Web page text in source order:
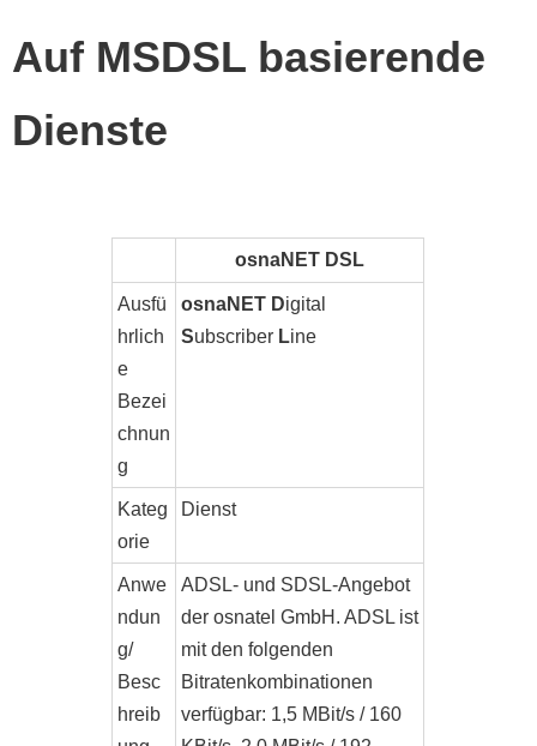
Auf MSDSL basierende
Dienste
osnaNET DSL
Ausfü
hrlich
e
Bezei
chnun
g
osnaNET Digital
Subscriber Line
Kateg
orie
Dienst
Anwe
ndun
g/
Besc
hreib
ADSL- und SDSL-Angebot
der osnatel GmbH. ADSL ist
mit den folgenden
Bitratenkombinationen
verfügbar: 1,5 MBit/s / 160